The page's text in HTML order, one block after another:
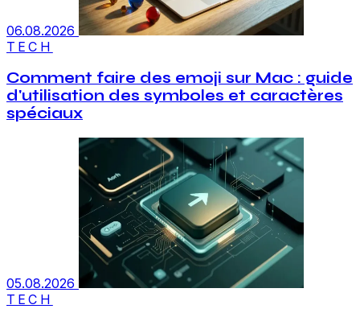
06.08.2026
TECH
Comment faire des emoji sur Mac : guide
d'utilisation des symboles et caractères
spéciaux
05.08.2026
TECH